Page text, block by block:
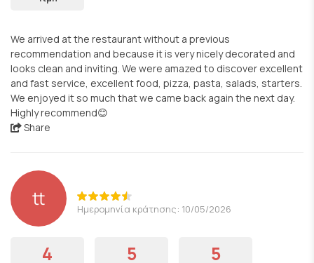
We arrived at the restaurant without a previous
recommendation and because it is very nicely decorated and
looks clean and inviting. We were amazed to discover excellent
and fast service, excellent food, pizza, pasta, salads, starters.
We enjoyed it so much that we came back again the next day.
Highly recommend😊
Share
tt Ημερομηνία κράτησης: 10/05/2026
4 5 5